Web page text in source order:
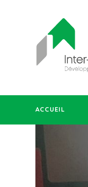
ACCUEIL